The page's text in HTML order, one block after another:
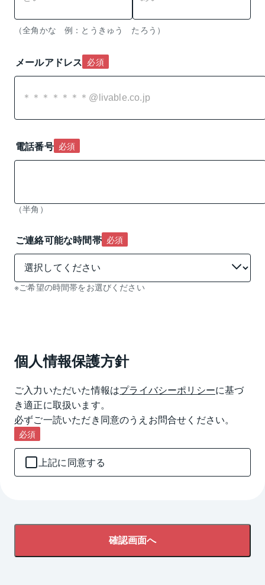
メールアドレス 必須
電話番号 必須
（半角）
ご連絡可能な時間帯 必須
※ご希望の時間帯をお選びください
個人情報保護方針
ご入力いただいた情報はプライバシーポリシーに基づ
き適正に取扱います。
必ずご一読いただき同意のうえお問合せください。
必須
上記に同意する
確認画面へ